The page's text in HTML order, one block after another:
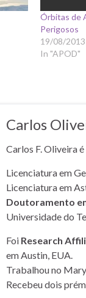
Órbitas de
Perigosos
19/08/2013
In "APOD"
Carlos
Carlos F. Oliveira
Licenciatura em
Licenciatura em
Doutoramento
Universidade do
Foi Research
em Austin, EUA.
Trabalhou no
Recebeu dois